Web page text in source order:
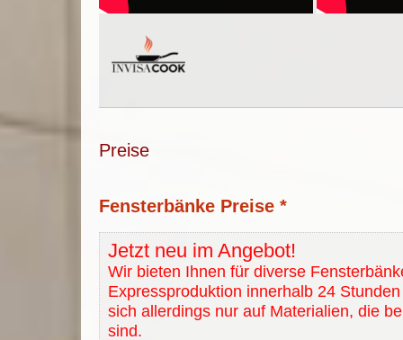
Preise
Fensterbänke Preise *
Jetzt neu im Angebot!
Wir bieten Ihnen für diverse
Expressproduktion innerhalb 24
sich allerdings nur auf Materialien, die
sind.